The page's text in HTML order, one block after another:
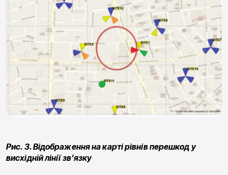
Рис. 3. Відображення на карті рівнів перешкод у
висхідній лінії зв’язку